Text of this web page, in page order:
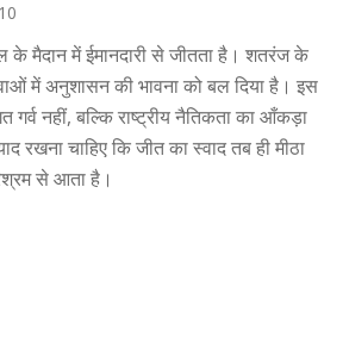
के मैदान में ईमानदारी से जीतता है। शतरंज के
में अनुशासन की भावना को बल दिया है। इस
गर्व नहीं, बल्कि राष्ट्रीय नैतिकता का आँकड़ा
रखना चाहिए कि जीत का स्वाद तब ही मीठा
से आता है।